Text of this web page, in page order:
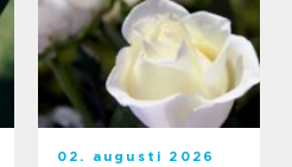
02. augusti 2026